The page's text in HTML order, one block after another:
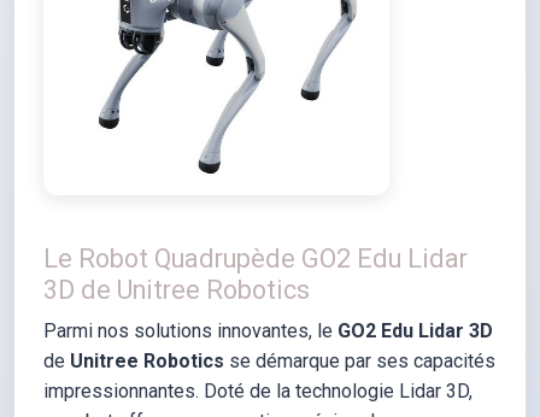
Le Robot Quadrupède GO2 Edu Lidar
3D de Unitree Robotics
Parmi nos solutions innovantes, le GO2 Edu Lidar 3D
de Unitree Robotics se démarque par ses capacités
impressionnantes. Doté de la technologie Lidar 3D,